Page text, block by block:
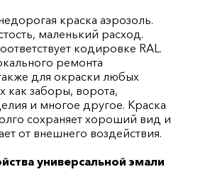
краска аэрозоль.
маленький расход.
кодировке RAL.
ремонта
для окраски любых
как заборы, ворота,
и многое другое. Краска
сохраняет хороший вид и
от внешнего воздействия.
универсальной эмали